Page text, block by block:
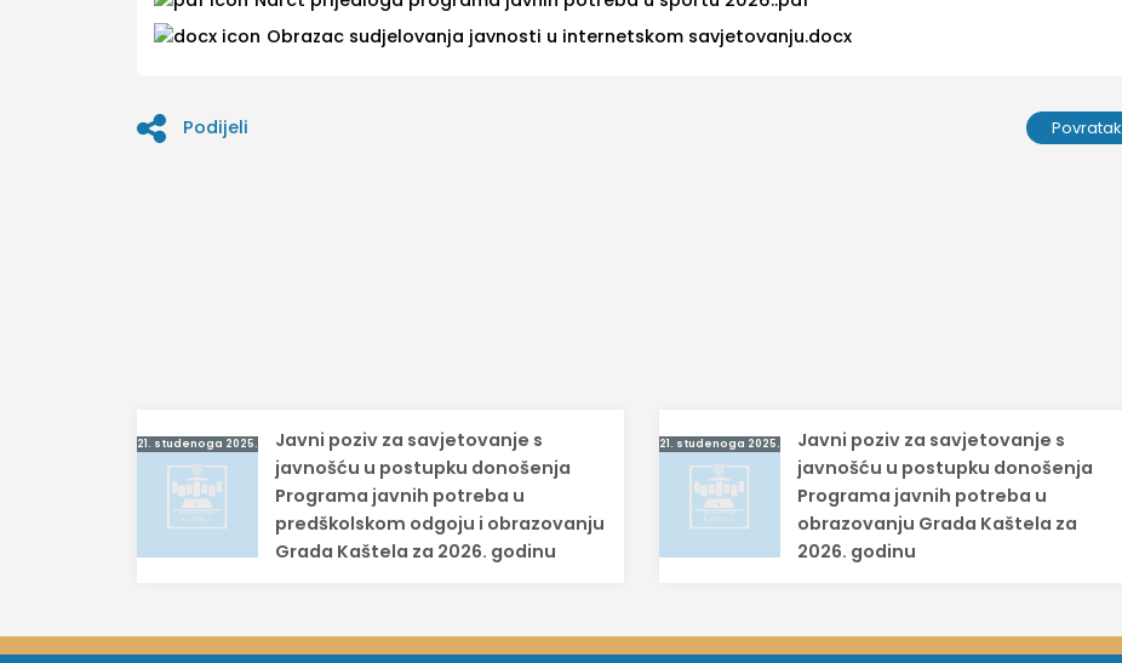
Obrazac sudjelovanja javnosti u internetskom savjetovanju.docx
Podijeli Povratak
Navigacija
objava
21. studenoga 2025.
Javni poziv za savjetovanje s
javnošću u postupku donošenja
Programa javnih potreba u
predškolskom odgoju i obrazovanju
Grada Kaštela za 2026. godinu
21. studenoga 2025.
Javni poziv za savjetovanje s
javnošću u postupku donošenja
Programa javnih potreba u
obrazovanju Grada Kaštela za
2026. godinu